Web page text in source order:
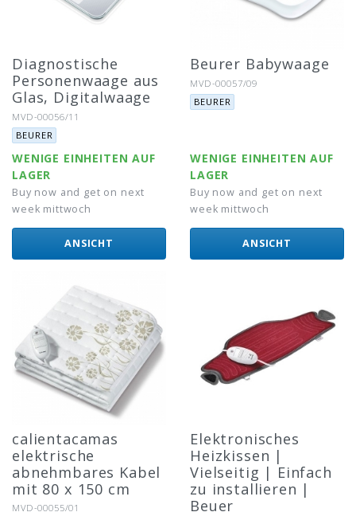
Diagnostische
Personenwaage aus
Glas, Digitalwaage
Artikel-Nr.:
MVD-00056/11
Marke:
BEURER
WENIGE EINHEITEN AUF
LAGER
Buy now and get on next
week mittwoch
ANSICHT
Beurer Babywaage
Artikel-Nr.:
MVD-00057/09
Marke:
BEURER
WENIGE EINHEITEN AUF
LAGER
Buy now and get on next
week mittwoch
ANSICHT
calientacamas
elektrische
abnehmbares Kabel
mit 80 x 150 cm
Artikel-Nr.:
MVD-00055/01
Elektronisches
Heizkissen |
Vielseitig | Einfach
zu installieren |
Beuer